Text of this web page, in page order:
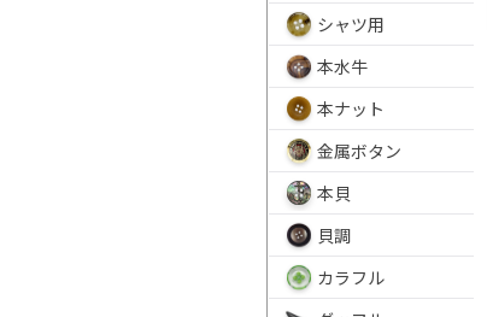
シャツ用
本水牛
本ナット
金属ボタン
本貝
貝調
カラフル